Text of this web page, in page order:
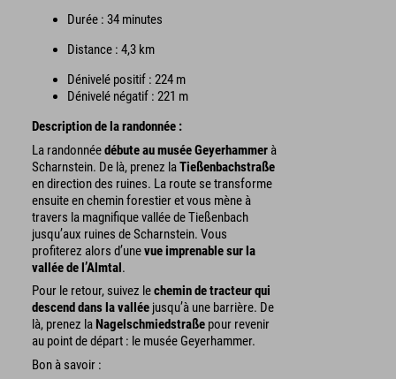
Durée : 34 minutes
Distance : 4,3 km
Dénivelé positif : 224 m
Dénivelé négatif : 221 m
Description de la randonnée :
La randonnéedébute au musée Geyerhammer à
Scharnstein. De là, prenez laTießenbachstraße
en direction des ruines. La route se transforme
ensuite en chemin forestier et vous mène à
travers la magnifique vallée de Tießenbach
jusqu’aux ruines de Scharnstein. Vous
profiterez alors d’unevue imprenable sur la
vallée de l’Almtal.
Pour le retour, suivez lechemin de tracteur qui
descend dans la vallée jusqu’à une barrière. De
là, prenez laNagelschmiedstraße pour revenir
au point de départ : le musée Geyerhammer.
Bon à savoir :